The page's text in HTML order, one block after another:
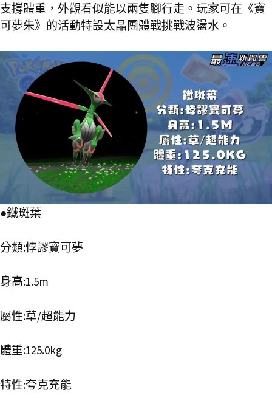
支撐體重，外觀看似能以兩隻腳行走。玩家可在《寶
可夢朱》的活動特設太晶團體戰挑戰波盪水。
●鐵斑葉
分類:悖謬寶可夢
身高:1.5m
屬性:草/超能力
體重:125.0kg
特性:夸克充能